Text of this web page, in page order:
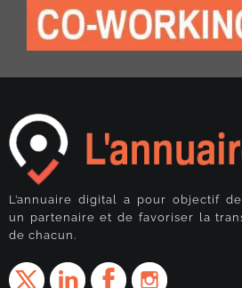
L’annuaire digital a pour objectif
un partenaire et de favoriser la
de chacun.